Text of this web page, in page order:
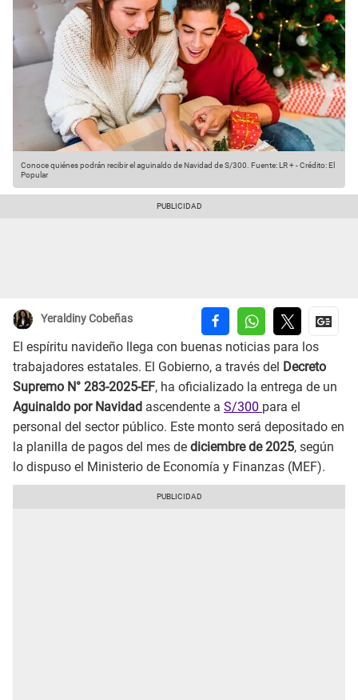
Conoce quiénes podrán recibir el aguinaldo de Navidad de S/300. Fuente: LR +-Crédito: El
Popular
Yeraldiny Cobeñas
El espíritu navideño llega con buenas noticias para los
trabajadores estatales. El Gobierno, a través del Decreto
Supremo N° 283-2025-EF, ha oficializado la entrega de un
Aguinaldo por Navidad ascendente a S/300 para el
personal del sector público. Este monto será depositado en
la planilla de pagos del mes de diciembre de 2025, según
lo dispuso el Ministerio de Economía y Finanzas (MEF).